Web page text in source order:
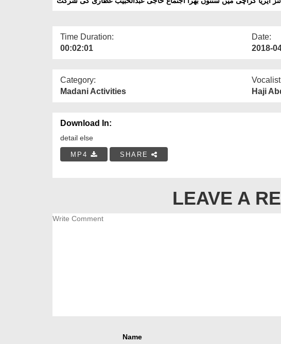
Time Duration:
00:02:01
Date:
2018-
Category:
Madani Activities
Haji
Download In:
detail else
MP4 SHARE
LEAVE A
Name